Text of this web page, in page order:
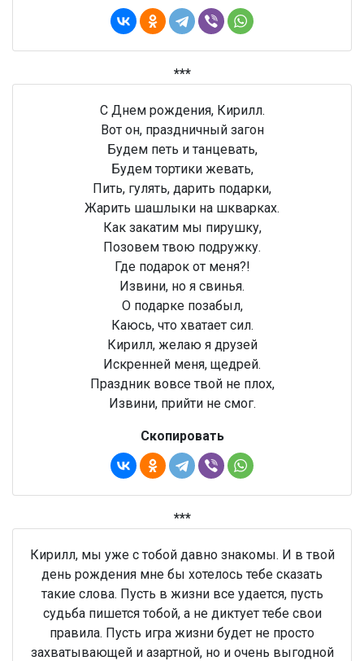
***
С Днем рождения, Кирилл.
Вот он, праздничный загон
Будем петь и танцевать,
Будем тортики жевать,
Пить, гулять, дарить подарки,
Жарить шашлыки на шкварках.
Как закатим мы пирушку,
Позовем твою подружку.
Где подарок от меня?!
Извини, но я свинья.
О подарке позабыл,
Каюсь, что хватает сил.
Кирилл, желаю я друзей
Искренней меня, щедрей.
Праздник вовсе твой не плох,
Извини, прийти не смог.
Скопировать
***
Кирилл, мы уже с тобой давно знакомы. И в твой
день рождения мне бы хотелось тебе сказать
такие слова. Пусть в жизни все удается, пусть
судьба пишется тобой, а не диктует тебе свои
правила. Пусть игра жизни будет не просто
захватывающей и азартной, но и очень выгодной